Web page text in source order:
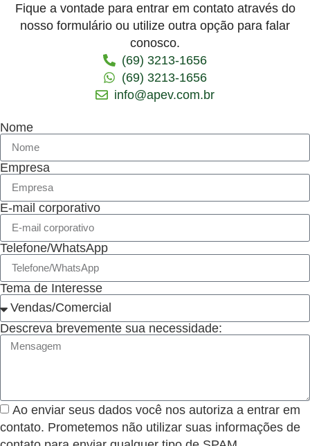
Fique a vontade para entrar em contato através do
nosso formulário ou utilize outra opção para falar
conosco.
(69) 3213-1656
(69) 3213-1656
info@apev.com.br
Nome
Empresa
E-mail corporativo
Telefone/WhatsApp
Tema de Interesse
Descreva brevemente sua necessidade:
Ao enviar seus dados você nos autoriza a entrar em
contato. Prometemos não utilizar suas informações de